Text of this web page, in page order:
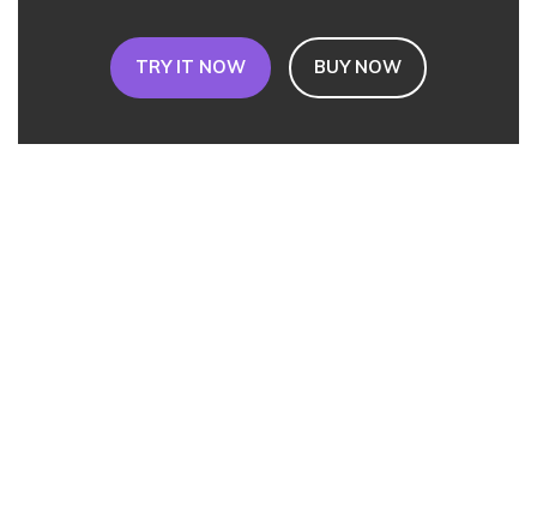
TRY IT NOW BUY NOW